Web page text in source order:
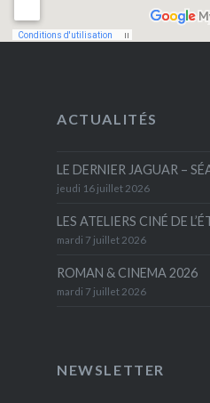
ACTUALITÉS
LE DERNIER JAGUAR –
jeudi 16 juillet 2026
LES ATELIERS CINÉ DE
mardi 7 juillet 2026
ROMAN & CINEMA 2026
mardi 7 juillet 2026
NEWSLETTER